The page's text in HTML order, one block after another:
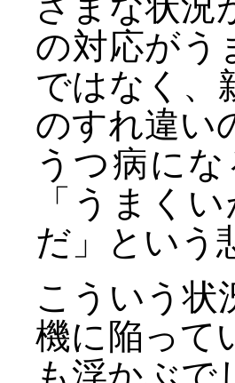
の対応がう
ではなく、
のすれ違い
うつ病に
「うまく
だ」という
こういう状
機に陥って